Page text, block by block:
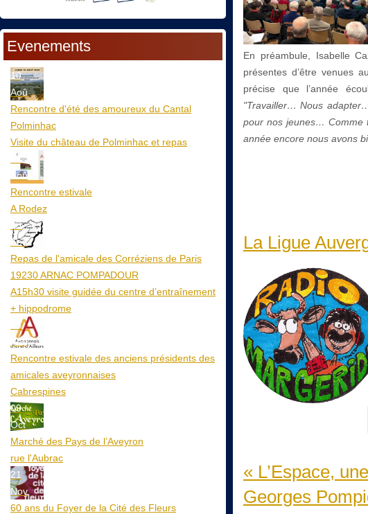
Evenements
10
Aoû
Rencontre d'été des amoureux du Cantal
Polminhac
Visite du château de Polminhac et repas
12
Aoû
Rencontre estivale
A Rodez
23
Aoû
Repas de l'amicale des Corréziens de Paris
19230 ARNAC POMPADOUR
A15h30 visite guidée du centre d’entraînement
+ hippodrome
25
Aoû
Rencontre estivale des anciens présidents des
amicales aveyronnaises
Cabrespines
09
Oct
Marché des Pays de l’Aveyron
rue l'Aubrac
21
Nov
60 ans du Foyer de la Cité des Fleurs
En préambule, Isabelle
présentes d’être venues
précise que l’année
"Travailler… Nous
pour nos jeunes… Comme
année encore nous avons
La Ligue
« L’Espace,
Georges